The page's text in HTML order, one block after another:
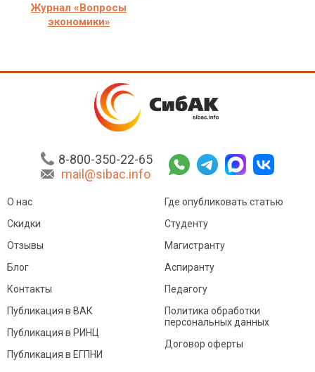
Журнал «Вопросы
экономики»
8-800-350-22-65
mail@sibac.info
О нас
Скидки
Отзывы
Блог
Контакты
Где опубликовать статью
Студенту
Магистранту
Аспиранту
Педагогу
Публикация в ВАК
Публикация в РИНЦ
Публикация в ЕГПНИ
Политика обработки
персональных данных
Договор оферты